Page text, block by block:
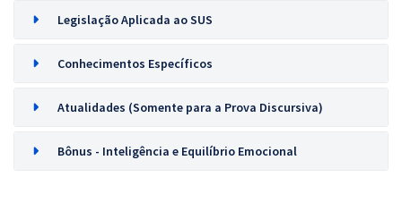
Legislação Aplicada ao SUS
Conhecimentos Específicos
Atualidades (Somente para a Prova Discursiva)
Bônus - Inteligência e Equilíbrio Emocional